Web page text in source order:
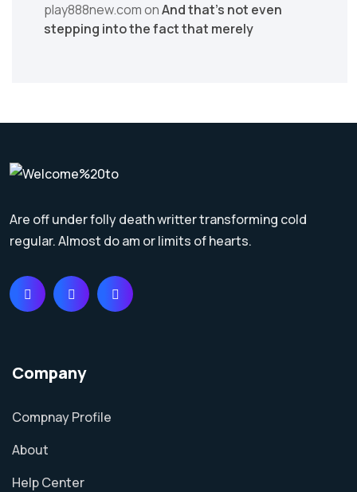
play888new.comonAnd that’s not even
stepping into the fact that merely
Are off under folly death writter transforming cold
regular. Almost do am or limits of hearts.
Company
Compnay Profile
About
Help Center